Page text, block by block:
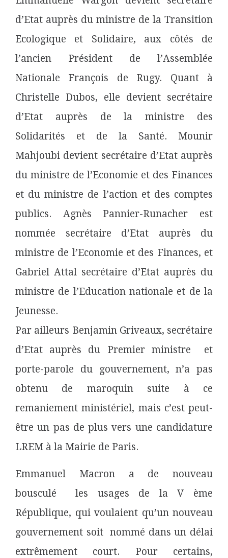
d’Etat auprès du ministre de la Transition
Ecologique et Solidaire, aux côtés de
l’ancien Président de l’Assemblée
Nationale François de Rugy. Quant à
Christelle Dubos, elle devient secrétaire
d’Etat auprès de la ministre des
Solidarités et de la Santé. Mounir
Mahjoubi devient secrétaire d’Etat auprès
du ministre de l’Economie et des Finances
et du ministre de l’action et des comptes
publics. Agnès Pannier-Runacher est
nommée secrétaire d’Etat auprès du
ministre de l’Economie et des Finances, et
Gabriel Attal secrétaire d’Etat auprès du
ministre de l’Education nationale et de la
Jeunesse.
Par ailleurs Benjamin Griveaux, secrétaire
d’Etat auprès du Premier ministre et
porte-parole du gouvernement, n’a pas
obtenu de maroquin suite à ce
remaniement ministériel, mais c’est peut-
être un pas de plus vers une candidature
LREM à la Mairie de Paris.
Emmanuel Macron a de nouveau
bousculé les usages de la V ème
République, qui voulaient qu’un nouveau
gouvernement soit nommé dans un délai
extrêmement court. Pour certains,